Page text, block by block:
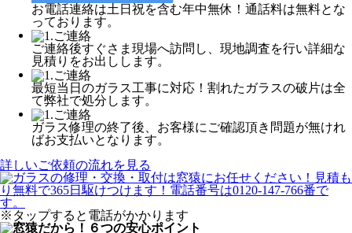
お電話連絡は土日祝を含む年中無休！通話料は無料とな
っております。
ご連絡後すぐさま現場へ訪問し、現地調査を行い詳細な
見積りをお出しします。
最短当日のガラス工事に対応！割れたガラスの破片は全
て弊社で処分します。
ガラス修理の終了後、お客様にご確認頂き問題が無けれ
ばお支払いとなります。
詳しいご依頼の流れを見る
※タップすると電話がかかります